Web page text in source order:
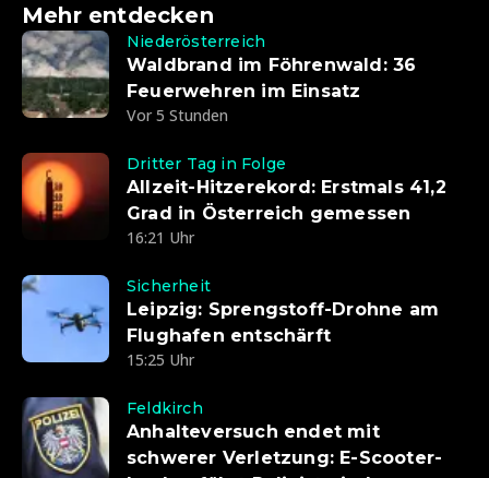
Mehr entdecken
Niederösterreich
Waldbrand im Föhrenwald: 36
Feuerwehren im Einsatz
Vor 5 Stunden
Dritter Tag in Folge
Allzeit-Hitzerekord: Erstmals 41,2
Grad in Österreich gemessen
16:21 Uhr
Sicherheit
Leipzig: Sprengstoff-Drohne am
Flughafen entschärft
15:25 Uhr
Feldkirch
Anhalteversuch endet mit
schwerer Verletzung: E-Scooter-